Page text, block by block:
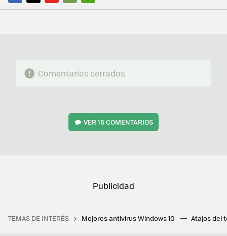
FACEBOOK
TWITTERFLIPBOARD
E-
WHATSAPP
Comentarios cerrados
VER16 COMENTARIOS
TEMAS DE INTERÉS Mejores antivirus Windows 10 Atajos del